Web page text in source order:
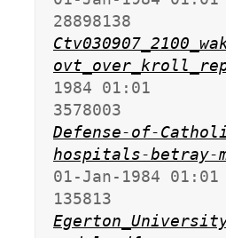
1984 01:01
Defense-of-
hospitals-betray-
01-Jan-1984 01:01